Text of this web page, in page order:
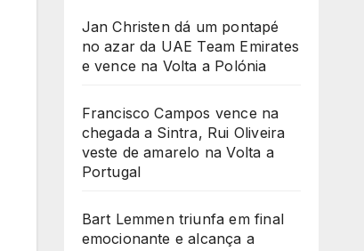
Jan Christen dá um pontapé
no azar da UAE Team Emirates
e vence na Volta a Polónia
Francisco Campos vence na
chegada a Sintra, Rui Oliveira
veste de amarelo na Volta a
Portugal
Bart Lemmen triunfa em final
emocionante e alcança a